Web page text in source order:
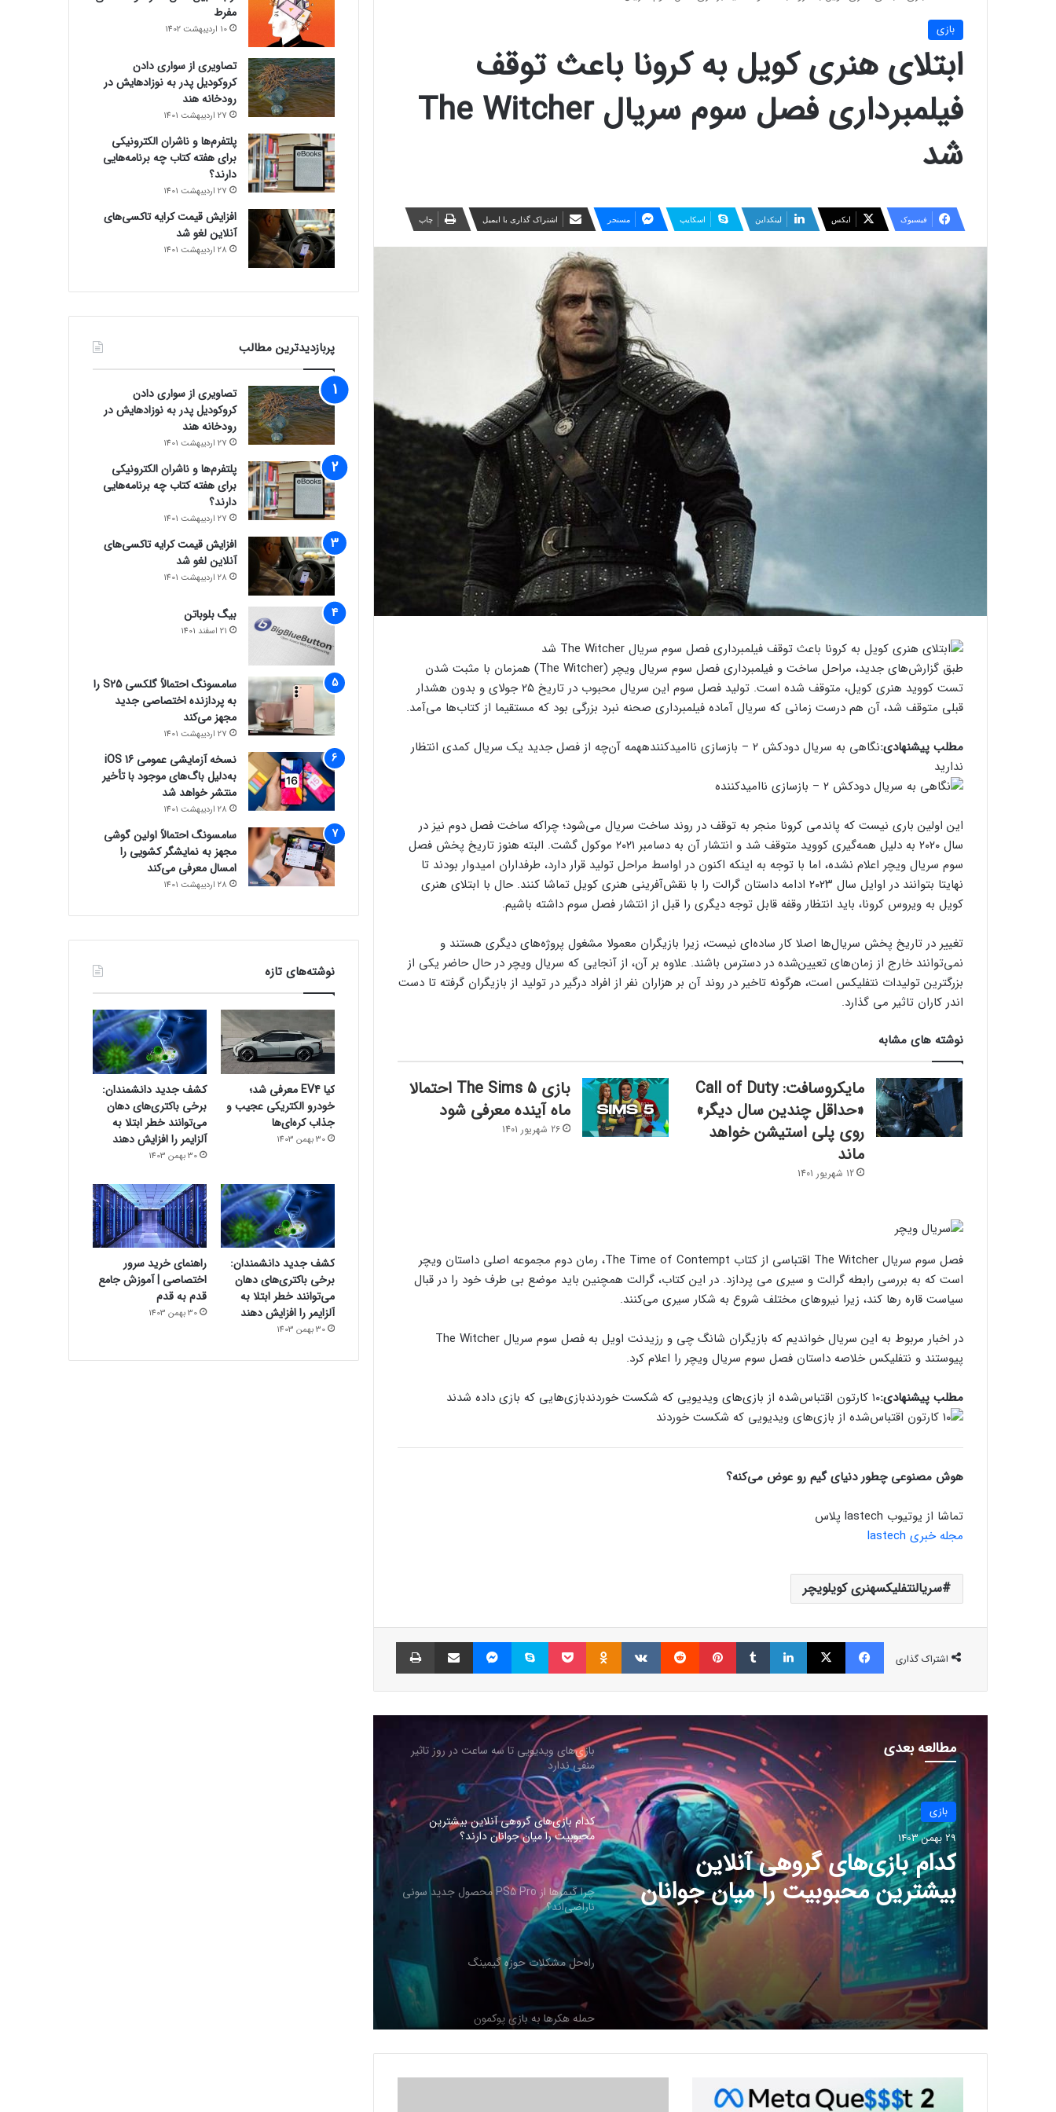
بازی
ابتلای هنری کویل به کرونا باعث توقف
فیلمبرداری فصل سوم سریال The Witcher
شد
فیسبوک ایکس لینکداین اسکایپ مسنجر اشتراک گذاری با ایمیل چاپ
طبق گزارش‌های جدید، مراحل ساخت و فیلمبرداری فصل سوم سریال ویچر (The Witcher) همزمان با مثبت شدن
تست کووید هنری کویل، متوقف شده است. تولید فصل سوم این سریال محبوب در تاریخ ۲۵ جولای و بدون هشدار
قبلی متوقف شد، آن هم درست زمانی که سریال آماده فیلمبرداری صحنه نبرد بزرگی بود که مستقیما از کتاب‌ها می‌آمد.
مطلب پیشنهادی:نگاهی به سریال دودکش ۲ – بازسازی ناامیدکننده
همه آن‌چه از فصل جدید یک سریال کمدی انتظار
ندارید
این اولین باری نیست که پاندمی کرونا منجر به توقف در روند ساخت سریال می‌شود؛ چراکه ساخت فصل دوم نیز در
سال ۲۰۲۰ به دلیل همه‌گیری کووید متوقف شد و انتشار آن به دسامبر ۲۰۲۱ موکول گشت. البته هنوز تاریخ پخش فصل
سوم سریال ویچر اعلام نشده، اما با توجه به اینکه اکنون در اواسط مراحل تولید قرار دارد، طرفداران امیدوار بودند تا
نهایتا بتوانند در اوایل سال ۲۰۲۳ ادامه داستان گرالت را با نقش‌آفرینی هنری کویل تماشا کنند. حال با ابتلای هنری
کویل به ویروس کرونا، باید انتظار وقفه قابل توجه دیگری را قبل از انتشار فصل سوم داشته باشیم.
تغییر در تاریخ پخش سریال‌ها اصلا کار ساده‌ای نیست، زیرا بازیگران معمولا مشغول پروژه‌های دیگری هستند و
نمی‌توانند خارج از زمان‌های تعیین‌شده در دسترس باشند. علاوه بر آن، از آنجایی که سریال ویچر در حال حاضر یکی از
بزرگترین تولیدات نتفلیکس است، هرگونه تاخیر در روند آن بر هزاران نفر از افراد درگیر در تولید از بازیگران گرفته تا دست
اندر کاران تاثیر می گذارد.
نوشته های مشابه
مایکروسافت: Call of Duty
«حداقل چندین سال دیگر»
روی پلی استیشن خواهد
ماند
12 شهریور 1401
بازی The Sims 5 احتمالا
ماه آینده معرفی شود
26 شهریور 1401
فصل سوم سریال The Witcher اقتباسی از کتاب The Time of Contempt، رمان دوم مجموعه اصلی داستان ویچر
است که به بررسی رابطه گرالت و سیری می پردازد. در این کتاب، گرالت همچنین باید موضع بی طرف خود را در قبال
سیاست قاره رها کند، زیرا نیروهای مختلف شروع به شکار سیری می‌کنند.
در اخبار مربوط به این سریال خواندیم که بازیگران شانگ‌ چی و رزیدنت اویل به فصل سوم سریال The Witcher
پیوستند و نتفلیکس خلاصه داستان فصل سوم سریال ویچر را اعلام کرد.
مطلب پیشنهادی:۱۰ کارتون اقتباس‌شده از بازی‌های ویدیویی که شکست خوردند بازی‌هایی که بازی داده شدند
هوش مصنوعی چطور دنیای گیم رو عوض می‌کنه؟
تماشا از یوتیوب lastech پلاس
مجله خبری lastech
سریالنتفلیکسهنری کویلویچر
اشتراک گذاری
فیسبوک ایکس لینکداین تامبلر پینتریست Reddit
VKontakte
Odnoklassniki پاکت اسکایپ مسنجر اشتراک گذاری با ایمیل
مطالعه بعدی
بازی
29 بهمن 1403
کدام بازی‌های گروهی آنلاین
بیشترین محبوبیت را میان جوانان
دارند؟
بازی
29 بهمن 1403
چرا گیمرها از PS5 Pro محصول
جدید سونی ناراضی‌اند؟
بین کنسول‌ها دارد!
اینفوگرافیک: در سال ۲۰۲۵ منتظر این
گسترده‌ای شد
منفی ندارد
کدام بازی‌های گروهی آنلاین بیشترین
محبوبیت را میان جوانان دارند؟
چرا گیمرها از PS5 Pro محصول جدید سونی
ناراضی‌اند؟
راه‌حل مشکلات حوزه گیمینگ
حمله هکرها به بازی پوکمون
کنسول دیجیتال PS5 کمترین محبوبیت را در
بین کنسول‌ها دارد!
اینفوگرافیک: در سال ۲۰۲۵ منتظر این
مفرط
10 اردیبهشت 1402
تصاویری از سواری دادن
کروکودیل پدر به نوزادهایش در
رودخانه هند
27 اردیبهشت 1401
پلتفرم‌ها و ناشران الکترونیکی
برای هفته کتاب چه برنامه‌هایی
دارند؟
27 اردیبهشت 1401
افزایش قیمت کرایه تاکسی‌های
آنلاین لغو شد
28 اردیبهشت 1401
پربازدیدترین مطالب
تصاویری از سواری دادن
کروکودیل پدر به نوزادهایش در
رودخانه هند
27 اردیبهشت 1401
پلتفرم‌ها و ناشران الکترونیکی
برای هفته کتاب چه برنامه‌هایی
دارند؟
27 اردیبهشت 1401
افزایش قیمت کرایه تاکسی‌های
آنلاین لغو شد
28 اردیبهشت 1401
بیگ بلوباتن
21 اسفند 1401
سامسونگ احتمالاً گلکسی S25 را
به پردازنده اختصاصی جدید
مجهز می‌کند
27 اردیبهشت 1401
نسخه آزمایشی عمومی iOS 16
به‌دلیل باگ‌های موجود با تأخیر
منتشر خواهد شد
28 اردیبهشت 1401
سامسونگ احتمالاً اولین گوشی
مجهز به نمایشگر کشویی را
امسال معرفی می‌کند
28 اردیبهشت 1401
نوشته‌های تازه
کیا EV4 معرفی شد؛
خودرو الکتریکی عجیب و
جذاب کره‌ای‌ها
30 بهمن 1403
کشف جدید دانشمندان:
برخی باکتری‌های دهان
می‌توانند خطر ابتلا به
آلزایمر را افزایش دهند
30 بهمن 1403
کشف جدید دانشمندان:
برخی باکتری‌های دهان
می‌توانند خطر ابتلا به
آلزایمر را افزایش دهند
30 بهمن 1403
راهنمای خرید سرور
اختصاصی | آموزش جامع
قدم به قدم
30 بهمن 1403